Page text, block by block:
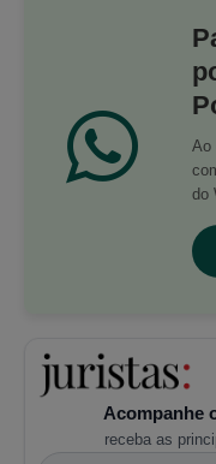
Ao
do
Acompanhe
receba as